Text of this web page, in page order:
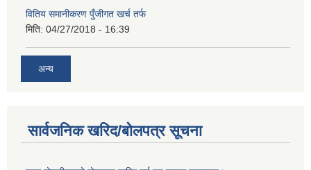
वितिय समानीकरण पुँजीगत खर्च तर्फ
मिति: 04/27/2018 - 16:39
अन्य
सार्वजनिक खरिद/बोलपत्र सूचना